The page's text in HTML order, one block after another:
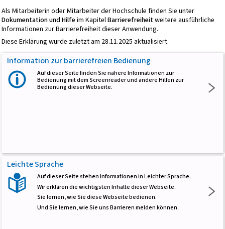
Als Mitarbeiterin oder Mitarbeiter der Hochschule finden Sie unter
Dokumentation und Hilfeim KapitelBarrierefreiheitweitere ausführliche
Informationen zur Barrierefreiheit dieser Anwendung.
Diese Erklärung wurde zuletzt am 28.11.2025 aktualisiert.
Information zur barrierefreien Bedienung
Auf dieser Seite finden Sie nähere Informationen zur
Bedienung mit dem Screenreader und andere Hilfen zur
Bedienung dieser Webseite.
Leichte Sprache
Auf dieser Seite stehen Informationen in Leichter Sprache.
Wir erklären die wichtigsten Inhalte dieser Webseite.
Sie lernen, wie Sie diese Webseite bedienen.
Und Sie lernen, wie Sie uns Barrieren melden können.